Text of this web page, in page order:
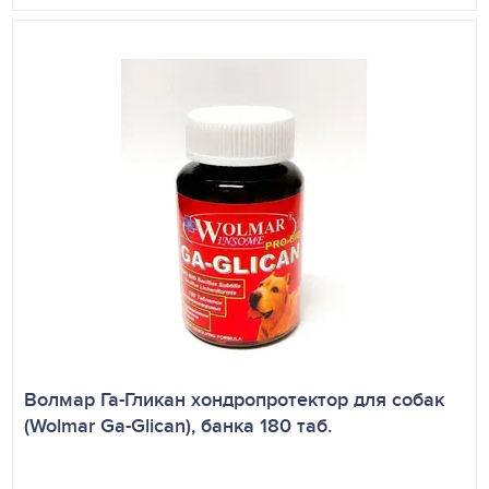
лопаток. Обработку проводят однократно. В запущенных
кошек. Мыть животных шампунем можно не ранее 48
ПОБОЧНЫЕ ДЕЙСТВИЯ
У гиперчувствительных животных возможны
аллергические реакции. В этих случаях применение
препарата прекращают, остатки препарата на коже
водой, при необходимости проводят
десенсибилизирующую терапию.
Волмар Га-Гликан хондропротектор для собак
(Wolmar Ga-Glican), банка 180 таб.